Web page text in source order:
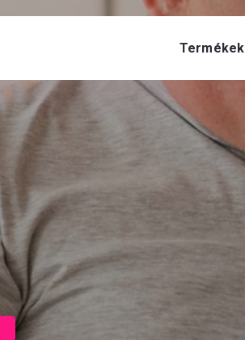
Termékek